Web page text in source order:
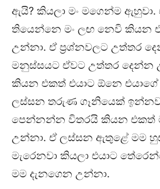
ඇයි? කියලා මං මගෙන්ම
තියෙන්නෙ මං ලඟ නෙවි කියන
උන්නා. ඒ ප්‍රශ්නවලට උත්තර
මනුස්සයට ඒවට උත්තර දෙන්න
කියන එකත් එයාට ඕනෙ
ලස්සන තරුණ ගෑනියෙක්
පෙන්නන්න විතරයි කියන එකත්
උන්නා. ඒ ලස්සන ඇතුළේ මම
මැරෙනවා කියලා එයාට
මම දැනගෙන උන්නා.